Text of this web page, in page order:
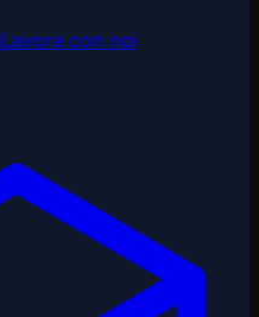
Lavora con noi